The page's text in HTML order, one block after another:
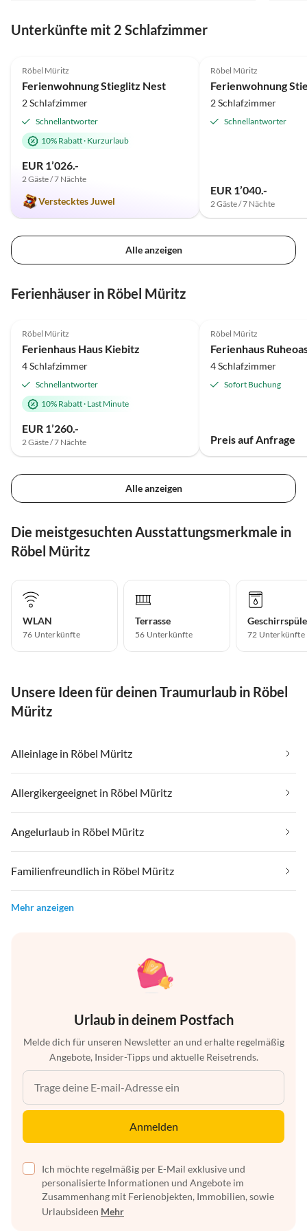
Unterkünfte mit 2 Schlafzimmer
Röbel Müritz
Ferienwohnung Stieglitz Nest
2 Schlafzimmer
Schnellantworter
10% Rabatt· Kurzurlaub
EUR 1’026.-
2 Gäste / 7 Nächte
Verstecktes Juwel
Röbel Müritz
Ferienwohnung
2 Schlafzimmer
Schnellantworter
EUR 1’040.-
2 Gäste / 7 Nächte
Alle anzeigen
Ferienhäuser in Röbel Müritz
Röbel Müritz
Ferienhaus Haus Kiebitz
4 Schlafzimmer
Schnellantworter
10% Rabatt· Last Minute
EUR 1’260.-
2 Gäste / 7 Nächte
Röbel Müritz
4 Schlafzimmer
Sofort Buchung
Preis auf Anfrage
Alle anzeigen
Die meistgesuchten Ausstattungsmerkmale in
Röbel Müritz
WLAN
76 Unterkünfte
Terrasse
56 Unterkünfte 72 Unterkünfte
Unsere Ideen für deinen Traumurlaub in Röbel
Müritz
Alleinlage in Röbel Müritz
Allergikergeeignet in Röbel Müritz
Angelurlaub in Röbel Müritz
Familienfreundlich in Röbel Müritz
Mehr anzeigen
Urlaub in deinem Postfach
Melde dich für unseren Newsletter an und erhalte regelmäßig
Angebote, Insider-Tipps und aktuelle Reisetrends.
Anmelden
Ich möchte regelmäßig per E-Mail exklusive und
personalisierte Informationen und Angebote im
Zusammenhang mit Ferienobjekten, Immobilien, sowie
Urlaubsideen Mehr